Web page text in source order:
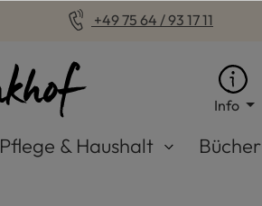
+49 75 64 / 93 17 11
Info
Pflege & Haushalt Bücher